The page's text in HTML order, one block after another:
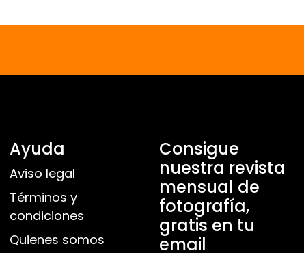
Ayuda
Aviso legal
Términos y
condiciones
Quienes somos
Consigue
nuestra revista
mensual de
fotografía,
gratis en tu
email